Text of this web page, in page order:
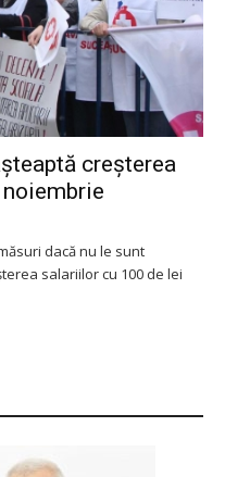
creşterea
dacă nu le sunt
salariilor cu 100 de lei